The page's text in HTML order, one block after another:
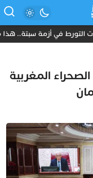
في أزمة سبتة.. هذا ما
المغربية